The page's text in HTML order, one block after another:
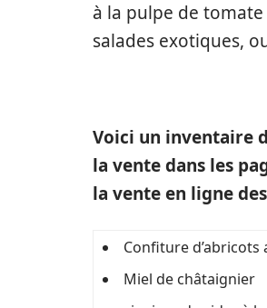
à la pulpe de tomate
salades exotiques,
Voici un inventaire
la vente dans les
la vente en ligne
Confiture d’abricots
Miel de châtaignier